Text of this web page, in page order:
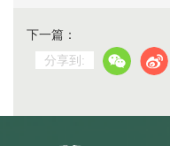
下一篇：
分享到: